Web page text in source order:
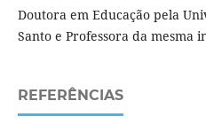
Doutora em Educação pela
Santo e Professora da mesma
REFERÊNCIAS